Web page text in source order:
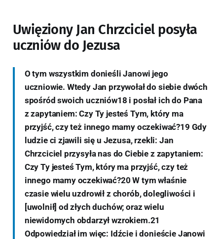
Uwięziony Jan Chrzciciel posyła
uczniów do Jezusa
O tym wszystkim donieśli Janowi jego
uczniowie. Wtedy Jan przywołał do siebie dwóch
spośród swoich uczniów18 i posłał ich do Pana
z zapytaniem: Czy Ty jesteś Tym, który ma
przyjść, czy też innego mamy oczekiwać?19 Gdy
ludzie ci zjawili się u Jezusa, rzekli: Jan
Chrzciciel przysyła nas do Ciebie z zapytaniem:
Czy Ty jesteś Tym, który ma przyjść, czy też
innego mamy oczekiwać?20 W tym właśnie
czasie wielu uzdrowił z chorób, dolegliwości i
[uwolnił] od złych duchów; oraz wielu
niewidomych obdarzył wzrokiem.21
Odpowiedział im więc: Idźcie i donieście Janowi